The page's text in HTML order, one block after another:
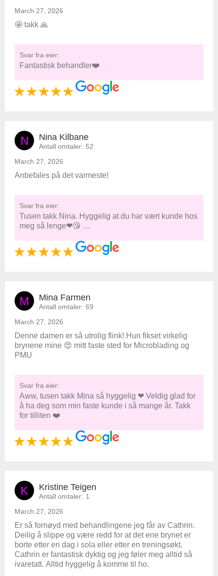
March 27, 2026
🤩 takk 🙏
Svar fra eier:
Fantastisk behandler❤️
N Nina Kilbane
Antall omtaler: 52
March 27, 2026
Anbefales på det varmeste!
Svar fra eier:
Tusen takk Nina. Hyggelig at du har vært kunde hos
meg så lenge❤😘 …
M Mina Farmen
Antall omtaler: 69
March 27, 2026
Denne damen er så utrolig flink! Hun fikset virkelig
brynene mine 😍 mitt faste sted for Microblading og
PMU
Svar fra eier:
Aww, tusen takk Mina så hyggelig ❤ Veldig glad for
å ha deg som min faste kunde i så mange år. Takk
for tilliten ❤️
K Kristine Teigen
Antall omtaler: 1
March 27, 2026
Er så fornøyd med behandlingene jeg får av Cathrin.
Deilig å slippe og være redd for at det ene brynet er
borte etter en dag i sola eller etter en treningsøkt.
Cathrin er fantastisk dyktig og jeg føler meg alltid så
ivaretatt. Alltid hyggelig å komme til ho.